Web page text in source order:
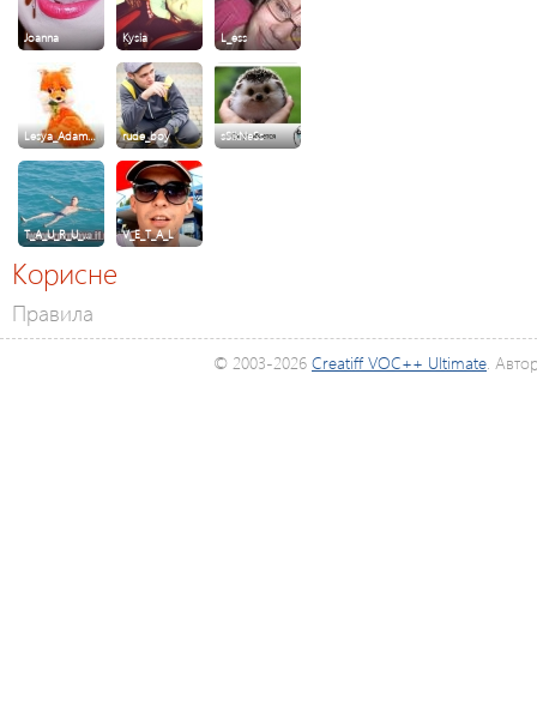
Joanna Kysia L_ess
Lesya_Adam… rude_boy sSikNeSs
T_A_U_R_U_… V_E_T_A_L
Корисне
Правила
© 2003-2026 Creatiff VOC++ Ultimate.